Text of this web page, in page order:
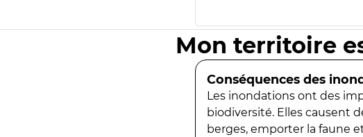
Mon territoire
Conséquences des
Les inondations ont des
biodiversité. Elles causent
berges, emporter la faune